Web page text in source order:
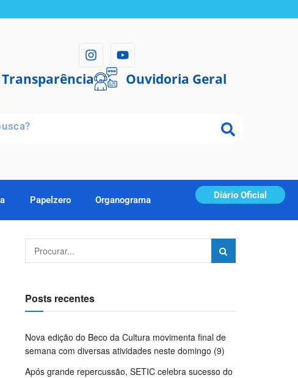
Ouvidoria Geral
Papelzero Organograma Diário Oficial
Posts recentes
Nova edição do Beco da Cultura movimenta final de
semana com diversas atividades neste domingo (9)
Após grande repercussão, SETIC celebra sucesso do